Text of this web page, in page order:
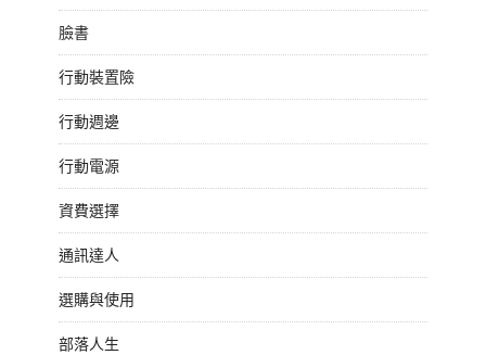
臉書
行動裝置險
行動週邊
行動電源
資費選擇
通訊達人
選購與使用
部落人生